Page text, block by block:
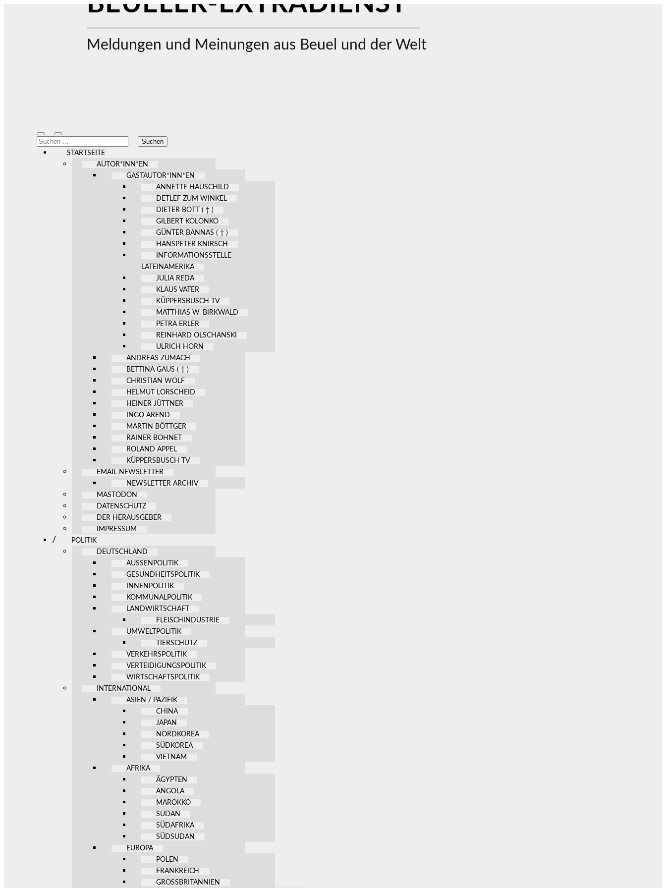
Meldungen und Meinungen aus Beuel und der Welt
Mobile-
Menü
ein-/ausblenden
Suchfeld
ein-/ausblenden
Suchen
nach:
STARTSEITE
AUTOR*INN*EN
GASTAUTOR*INN*EN
ANNETTE HAUSCHILD
DETLEF ZUM WINKEL
DIETER BOTT ( † )
GILBERT KOLONKO
GÜNTER BANNAS ( † )
HANSPETER KNIRSCH
INFORMATIONSSTELLE
LATEINAMERIKA
JULIA REDA
KLAUS VATER
KÜPPERSBUSCH TV
MATTHIAS W. BIRKWALD
PETRA ERLER
REINHARD OLSCHANSKI
ULRICH HORN
ANDREAS ZUMACH
BETTINA GAUS ( † )
CHRISTIAN WOLF
HELMUT LORSCHEID
HEINER JÜTTNER
INGO AREND
MARTIN BÖTTGER
RAINER BOHNET
ROLAND APPEL
KÜPPERSBUSCH TV
EMAIL-NEWSLETTER
NEWSLETTER ARCHIV
MASTODON
DATENSCHUTZ
DER HERAUSGEBER
IMPRESSUM
POLITIK
DEUTSCHLAND
AUSSENPOLITIK
GESUNDHEITSPOLITIK
INNENPOLITIK
KOMMUNALPOLITIK
LANDWIRTSCHAFT
FLEISCHINDUSTRIE
UMWELTPOLITIK
TIERSCHUTZ
VERKEHRSPOLITIK
VERTEIDIGUNGSPOLITIK
WIRTSCHAFTSPOLITIK
INTERNATIONAL
ASIEN / PAZIFIK
CHINA
JAPAN
NORDKOREA
SÜDKOREA
VIETNAM
AFRIKA
ÄGYPTEN
ANGOLA
MAROKKO
SUDAN
SÜDAFRIKA
SÜDSUDAN
EUROPA
POLEN
FRANKREICH
GROSSBRITANNIEN